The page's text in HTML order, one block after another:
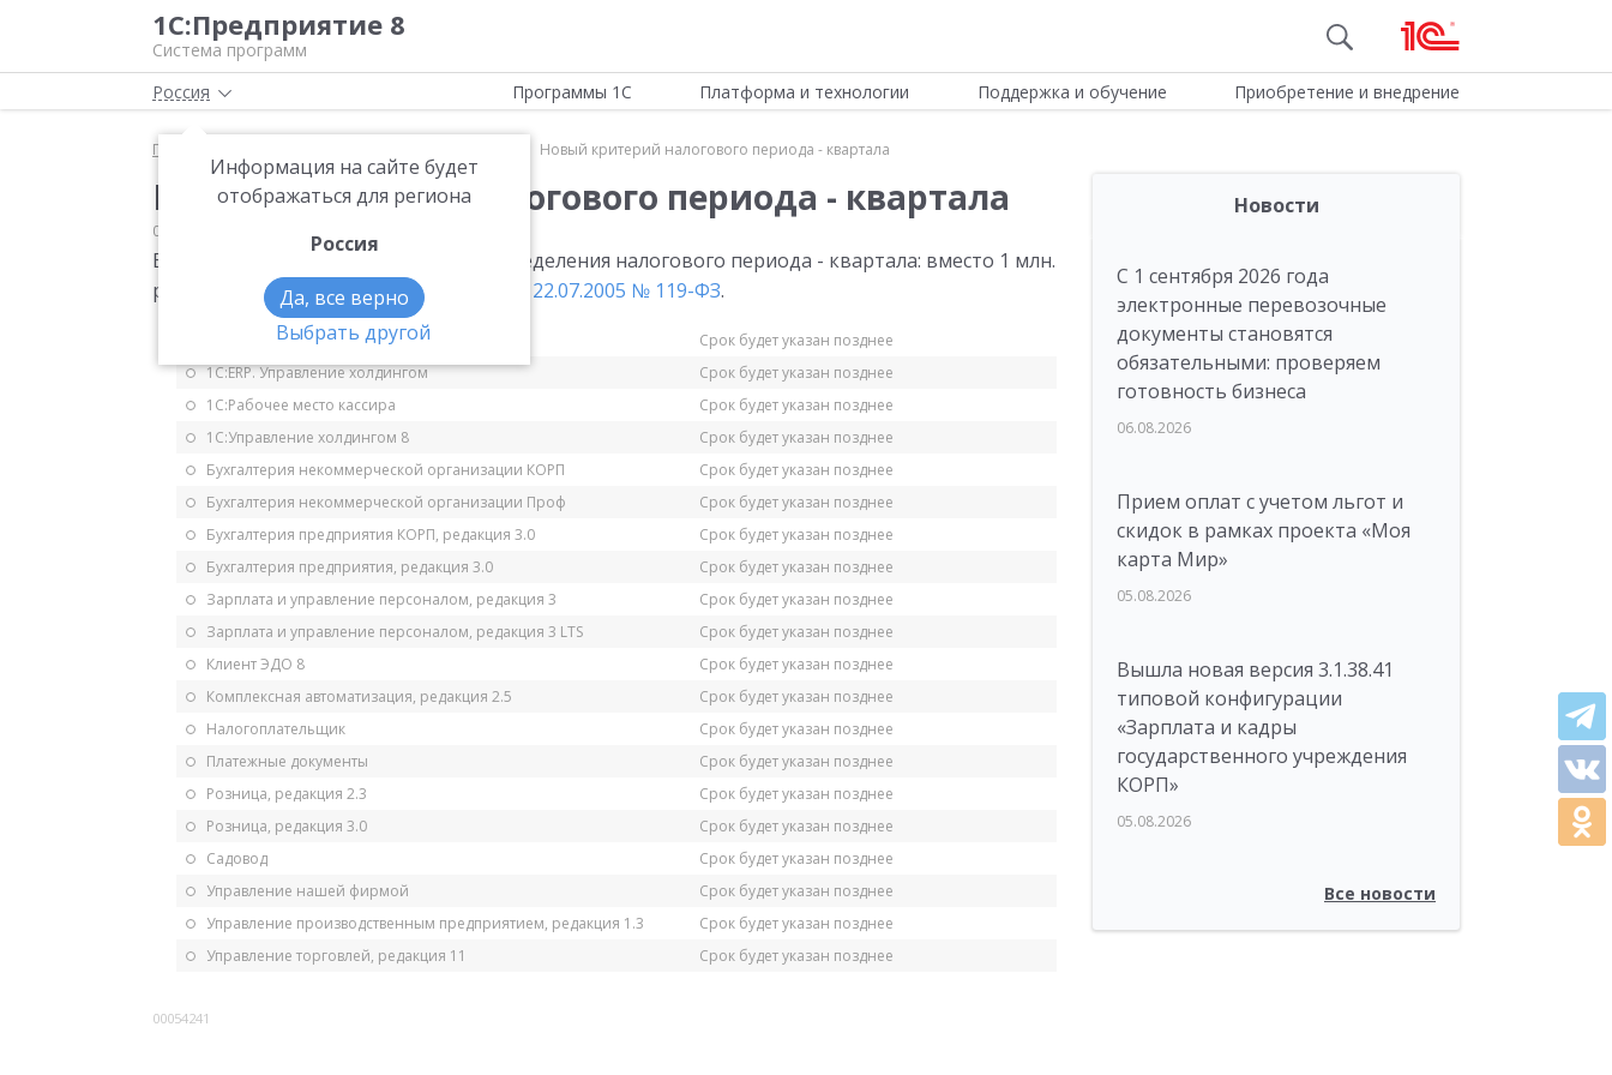
1С:Предприятие 8
Система программ
Россия
Информация на сайте будет
отображаться для региона
Россия
Да, все верно
Выбрать другой
Программы 1С Платформа и технологии Поддержка и обучение Приобретение и внедрение
Главная Новый критерий налогового периода - квартала
Новый критерий налогового периода - квартала
05.03.2006
В ст. 162 НК РФ: изменен критерий определения налогового периода - квартала: вместо 1 млн.
руб. - 2 млн. руб. Федеральный закон от 22.07.2005 № 119-ФЗ.
1С:ERP Управление предприятием 2.5
Срок будет указан позднее
1С:ERP. Управление холдингом
Срок будет указан позднее
1С:Рабочее место кассира
Срок будет указан позднее
1С:Управление холдингом 8
Срок будет указан позднее
Бухгалтерия некоммерческой организации КОРП
Срок будет указан позднее
Бухгалтерия некоммерческой организации Проф
Срок будет указан позднее
Бухгалтерия предприятия КОРП, редакция 3.0
Срок будет указан позднее
Бухгалтерия предприятия, редакция 3.0
Срок будет указан позднее
Зарплата и управление персоналом, редакция 3
Срок будет указан позднее
Зарплата и управление персоналом, редакция 3 LTS
Срок будет указан позднее
Клиент ЭДО 8
Срок будет указан позднее
Комплексная автоматизация, редакция 2.5
Срок будет указан позднее
Налогоплательщик
Срок будет указан позднее
Платежные документы
Срок будет указан позднее
Розница, редакция 2.3
Срок будет указан позднее
Розница, редакция 3.0
Срок будет указан позднее
Садовод
Срок будет указан позднее
Управление нашей фирмой
Срок будет указан позднее
Управление производственным предприятием, редакция 1.3
Срок будет указан позднее
Управление торговлей, редакция 11
Срок будет указан позднее
00054241
Новости
С 1 сентября 2026 года
электронные перевозочные
документы становятся
обязательными: проверяем
готовность бизнеса
06.08.2026
Прием оплат с учетом льгот и
скидок в рамках проекта «Моя
карта Мир»
05.08.2026
Вышла новая версия 3.1.38.41
типовой конфигурации
«Зарплата и кадры
государственного учреждения
КОРП»
05.08.2026
Все новости